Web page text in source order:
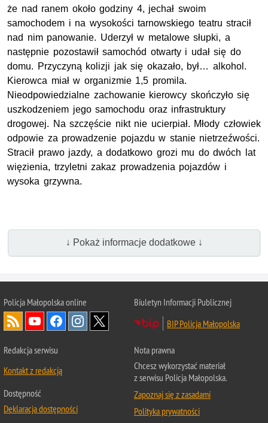
że nad ranem około godziny 4, jechał swoim
samochodem i na wysokości tarnowskiego teatru stracił
nad nim panowanie. Uderzył w metalowe słupki, a
następnie pozostawił samochód otwarty i udał się do
domu. Przyczyną kolizji jak się okazało, był… alkohol.
Kierowca miał w organizmie 1,5 promila.
Nieodpowiedzialne zachowanie kierowcy skończyło się
uszkodzeniem jego samochodu oraz infrastruktury
drogowej. Na szczęście nikt nie ucierpiał. Młody człowiek
odpowie za prowadzenie pojazdu w stanie nietrzeźwości.
Stracił prawo jazdy, a dodatkowo grozi mu do dwóch lat
więzienia, trzyletni zakaz prowadzenia pojazdów i
wysoka grzywna.
↓ Pokaż informacje dodatkowe ↓
Policja Małopolska online
Biuletyn Informacji Publicznej
BIP Policja Małopolska
Redakcja serwisu
Kontakt z redakcją
Dostępność
Deklaracja dostępności
Nota prawna
Chcesz wykorzystać materiał
z serwisu Policja Małopolska.
Zapoznaj się z zasadami
Polityka prywatności